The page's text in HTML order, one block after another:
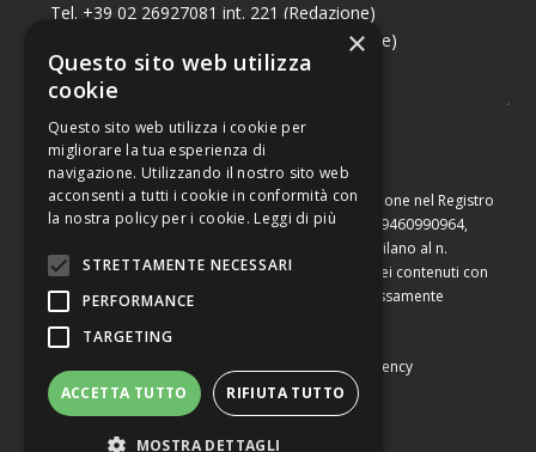
Tel. +39 02 26927081 int. 221 (Redazione)
Tel. +39 02 26927081 int. 224 (Commerciale)
Fax +39 02 26951006
Capitale sociale di Euro 10.000,00 – Numero di iscrizione nel Registro
delle Imprese di Milano, partita Iva e codice fiscale 09460990964,
iscritta al Repertorio Economico Amministrativo di Milano al n.
2091710. È vietata la riproduzione, anche parziale, dei contenuti con
qualsiasi mezzo, compresa la stampa, se non espressamente
Copyright © Converting srl | Privacy Policy|Web Agency
×
Questo sito web utilizza
cookie
Questo sito web utilizza i cookie per
migliorare la tua esperienza di
navigazione. Utilizzando il nostro sito web
acconsenti a tutti i cookie in conformità con
la nostra policy per i cookie. Leggi di più
STRETTAMENTE NECESSARI
PERFORMANCE
TARGETING
ACCETTA TUTTO RIFIUTA TUTTO
MOSTRA DETTAGLI